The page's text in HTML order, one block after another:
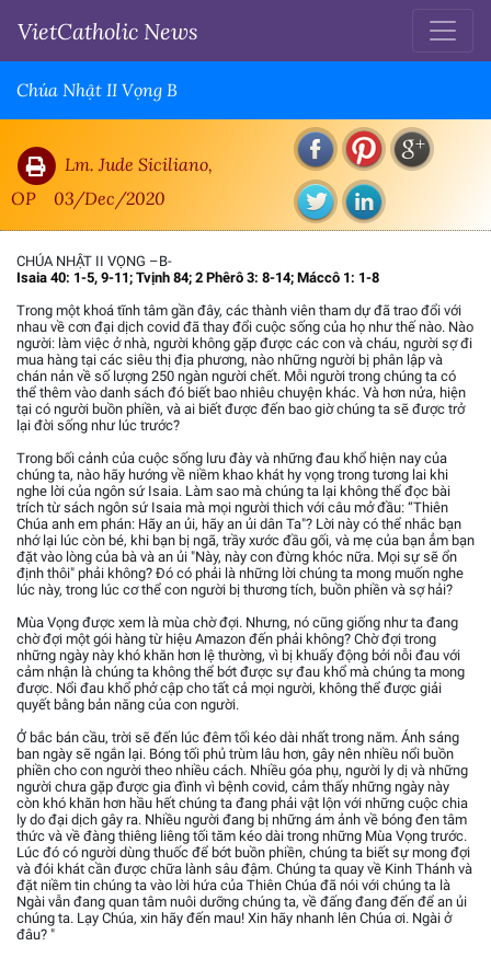
VietCatholic News
Chúa Nhật II Vọng B
Lm. Jude Siciliano,
OP
03/Dec/2020
CHÚA NHẬT II VỌNG –B-
Isaia 40: 1-5, 9-11; Tvịnh 84; 2 Phêrô 3: 8-14; Máccô 1: 1-8
Trong một khoá tĩnh tâm gần đây, các thành viên tham dự đã trao đổi với
nhau về cơn đại dịch covid đã thay đổi cuộc sống của họ như thế nào. Nào
người: làm việc ở nhà, người không gặp được các con và cháu, người sợ đi
mua hàng tại các siêu thị địa phương, nào những người bị phân lập và
chán nản về số lượng 250 ngàn người chết. Mỗi người trong chúng ta có
thể thêm vào danh sách đó biết bao nhiêu chuyện khác. Và hơn nửa, hiện
tại có người buồn phiền, và ai biết được đến bao giờ chúng ta sẽ được trở
lại đời sống như lúc trước?
Trong bối cảnh của cuộc sống lưu đày và những đau khổ hiện nay của
chúng ta, nào hãy hướng về niềm khao khát hy vọng trong tương lai khi
nghe lời của ngôn sứ Isaia. Làm sao mà chúng ta lại không thể đọc bài
trích từ sách ngôn sứ Isaia mà mọi người thich với câu mở đầu: “Thiên
Chúa anh em phán: Hãy an ủi, hãy an ủi dân Ta"? Lời này có thể nhắc bạn
nhớ lại lúc còn bé, khi bạn bị ngã, trầy xước đầu gối, và mẹ của bạn ẳm bạn
đặt vào lòng của bà và an ủi "Này, này con đừng khóc nữa. Mọi sự sẽ ổn
định thôi" phải không? Đó có phải là những lời chúng ta mong muốn nghe
lúc này, trong lúc cơ thể con người bị thương tích, buồn phiền và sợ hải?
Mùa Vọng được xem là mùa chờ đợi. Nhưng, nó cũng giống như ta đang
chờ đợi một gói hàng từ hiệu Amazon đến phải không? Chờ đợi trong
những ngày này khó khăn hơn lệ thường, vì bị khuấy động bởi nỗi đau với
cảm nhận là chúng ta không thể bớt được sự đau khổ mà chúng ta mong
được. Nổi đau khổ phở cập cho tất cả mọi người, không thể được giải
quyết bằng bản năng của con người.
Ở bắc bán cầu, trời sẽ đến lúc đêm tối kéo dài nhất trong năm. Ánh sáng
ban ngày sẽ ngắn lại. Bóng tối phủ trùm lâu hơn, gây nên nhiều nổi buồn
phiền cho con người theo nhiều cách. Nhiều góa phụ, người ly dị và những
người chưa gặp được gia đình vì bệnh covid, cảm thấy những ngày này
còn khó khăn hơn hầu hết chúng ta đang phải vật lộn với những cuộc chia
ly do đại dịch gây ra. Nhiều người đang bị những ám ảnh về bóng đen tâm
thức và về đàng thiêng liêng tối tăm kéo dài trong những Mùa Vọng trước.
Lúc đó có người dùng thuốc để bớt buồn phiền, chúng ta biết sự mong đợi
và đói khát cần được chữa lành sâu đậm. Chúng ta quay về Kinh Thánh và
đặt niềm tin chúng ta vào lời hứa của Thiên Chúa đã nói với chúng ta là
Ngài vẫn đang quan tâm nuôi dưỡng chúng ta, về đấng đang đến để an ủi
chúng ta. Lạy Chúa, xin hãy đến mau! Xin hãy nhanh lên Chúa ơi. Ngài ở
đâu? "